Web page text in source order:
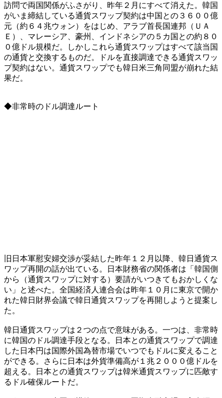
訪問で両国関係がふさがり、昨年２月にすべて消えた。韓国
がいま締結している通貨スワップ契約は中国との３６００億
元（約６４兆ウォン）をはじめ、アラブ首長国連邦（ＵＡ
Ｅ）、マレーシア、豪州、インドネシアの５カ国との約８０
０億ドル規模だ。しかしこれら通貨スワップはすべて該当国
の通貨と交換するものだ。ドルを直接調達できる通貨スワッ
プ契約はない。通貨スワップでも韓日米三角同盟が崩れた結
果だ。
◆非常時のドル調達ルート
旧日本軍慰安婦交渉が妥結した昨年１２月以降、韓日通貨ス
ワップ再開の話が出ている。日本財務省の関係者は「韓国側
から（通貨スワップに対する）要請がいつきてもおかしくな
い」と述べた。全国経済人連合会は昨年１０月に東京で開か
れた韓日財界会議で韓日通貨スワップを再開しようと提案し
た。
韓日通貨スワップは２つの点で意味がある。一つは、非常時
に韓国のドル調達手段となる。日本との通貨スワップで調達
した日本円は国際外国為替市場でいつでもドルに変えること
ができる。さらに日本は外貨準備高が１兆２０００億ドルを
超える。日本との通貨スワップは韓米通貨スワップに匹敵す
るドル確保ルートだ。